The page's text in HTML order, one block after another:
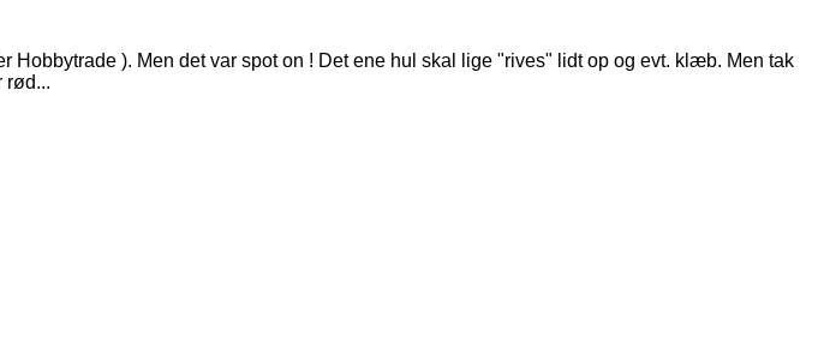
). Men det var spot on ! Det ene hul skal lige "rives" lidt op og evt. klæb. Men tak
rød...